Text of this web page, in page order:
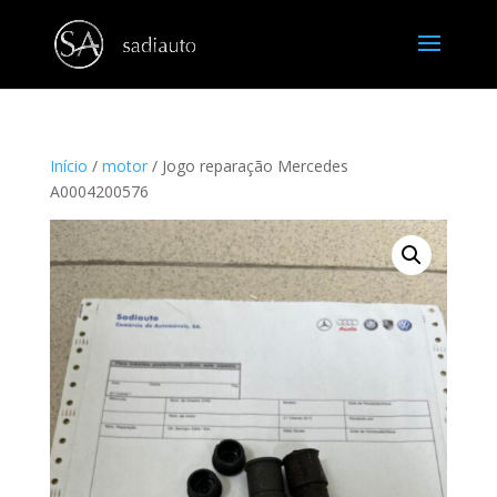
Início / motor/ Jogo reparação Mercedes
A0004200576